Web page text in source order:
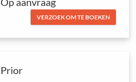
VERZOEK OM TE BOEKEN
Prior